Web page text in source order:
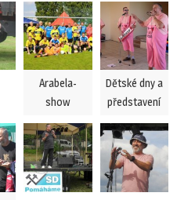
Arabela-
show
Dětské dny a
představení